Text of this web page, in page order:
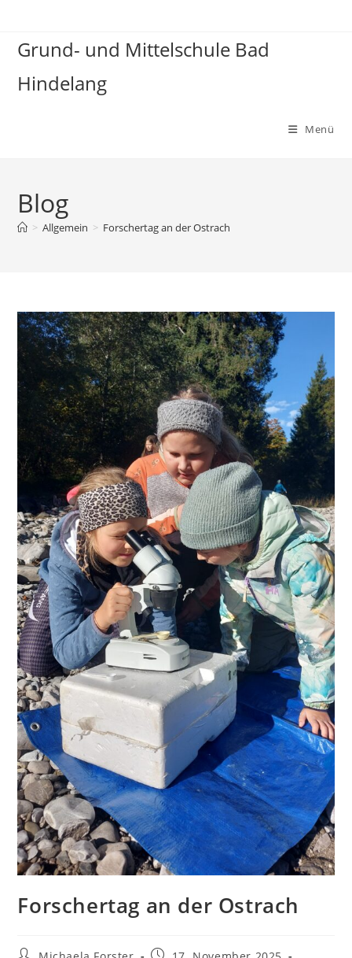
Grund- und Mittelschule Bad
Hindelang
Menü
Blog
> Allgemein > Forschertag an der Ostrach
Forschertag an der Ostrach